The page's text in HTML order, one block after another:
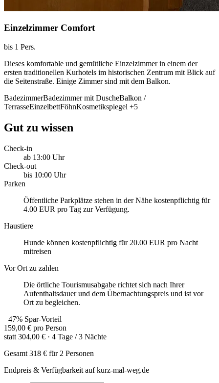
Einzelzimmer Comfort
bis 1 Pers.
Dieses komfortable und gemütliche Einzelzimmer in einem der
ersten traditionellen Kurhotels im historischen Zentrum mit Blick auf
die Seitenstraße. Einige Zimmer sind mit dem Balkon.
BadezimmerBadezimmer mit DuscheBalkon /
TerrasseEinzelbettFöhnKosmetikspiegel +5
Gut zu wissen
Check-in
ab 13:00 Uhr
Check-out
bis 10:00 Uhr
Parken
Öffentliche Parkplätze stehen in der Nähe kostenpflichtig für
4.00 EUR pro Tag zur Verfügung.
Haustiere
Hunde können kostenpflichtig für 20.00 EUR pro Nacht
mitreisen
Vor Ort zu zahlen
Die örtliche Tourismusabgabe richtet sich nach Ihrer
Aufenthaltsdauer und dem Übernachtungspreis und ist vor
Ort zu begleichen.
−47% Spar-Vorteil
159,00 € pro Person
statt 304,00 € · 4 Tage / 3 Nächte
Gesamt 318 € für 2 Personen
Endpreis & Verfügbarkeit auf kurz-mal-weg.de